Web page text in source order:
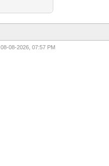
08-08-2026, 07:57 PM